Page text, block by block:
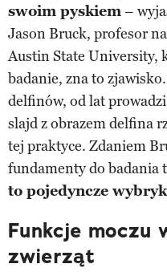
swoim pyskiem–
Jason Bruck, profesor
Austin State University,
badanie, zna to
delfinów, od lat
slajd z obrazem delfina
tej praktyce. Zdaniem
fundamenty do badania
to pojedyncze
Funkcje moczu
zwierząt